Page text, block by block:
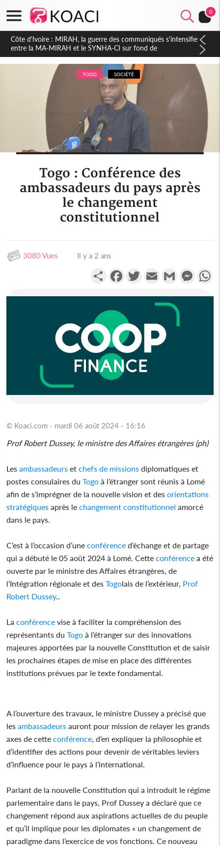
0
Côte d'Ivoire : Indépendance 2026, Thiam plaide pour un
environnement démocratique plus apaisé
TOGO SOCIÉTÉ
Togo : Conférence des
ambassadeurs du pays après
le changement
constitutionnel
3080 Vues Il y a 2 ans
PartagerFacebookTwitterEmail Gmail
© Koaci.com - mardi 06 août 2024 - 16:16
Prof Robert Dussey, le ministre des Affaires étrangères (ph)
Les ambassadeurs et chefs de missions diplomatiques et
postes consulaires duTogo à l’étranger sont réunis à Lomé
afin de s’imprégner de la nouvelle vision et des orientations
stratégiques après le changement constitutionnel amorcé
dans le pays.
C’est à l’occasion d’une conférence d’échange et de partage
qui a débuté le 05 août 2024 à Lomé. Cette conférence a été
ouverte par le ministre des Affaires étrangères, de
l’Intégration régionale et desTogolais de l’extérieur, Prof
Robert Dussey..
La conférence vise à faciliter la compréhension des
représentants duTogo à l’étranger sur des innovations
majeures apportées par la nouvelle Constitution et de saisir
les prochaines étapes de mise en place des différentes
institutions prévues par le texte fondamental.
A l’ouverture des travaux, le ministre Dussey a précisé que
les ambassadeurs auront pour mission de relayer les grands
axes de cette conférence , d’en expliquer la philosophie et
d’identifier des actions pour devenir de véritables leviers
d’influence pour le pays à l’international.
Parlant de la nouvelle Constitution qui a introduit le régime
parlementaire dans le pays, Prof Dussey a déclaré que ce
changement répond aux aspirations actuelles de du peuple
et qu’il implique pour les diplomates « un changement de
paradigme dans l’exercice de vos fonctions. Ce nouveau